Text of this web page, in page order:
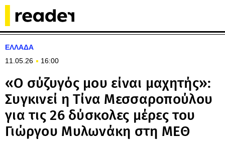
ΕΛΛΑΔΑ
11.05.26
16:00
«Ο σύζυγός μου είναι μαχητής»:
Συγκινεί η Τίνα Μεσσαροπούλου
για τις 26 δύσκολες μέρες του
Γιώργου Μυλωνάκη στη ΜΕΘ